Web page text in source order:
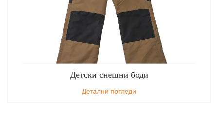
Детски снешни боди
Детални погледи